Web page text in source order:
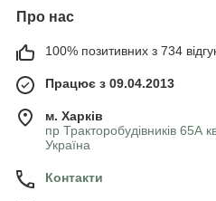
Про нас
100% позитивних з 734
Працює з 09.04.2013
м. Харків
пр Тракторобудівників 65А
Україна
Контакти